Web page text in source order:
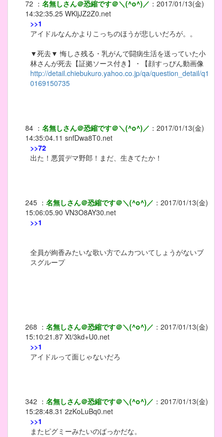
72 ： 名無しさん＠恐縮です＠＼(^o^)／ ： 2017/01/13(金)
14:32:35.25 WKljJZ2Z0.net
>>1
アイドルなんかよりこっちのほうが悲しいだろが。。
▼死去▼ 悔しさ残る・乳がんで闘病生活を送っていた小
林さんが死去【証拠ソース付き】・【顔すっぴん動画像
http://detail.chiebukuro.yahoo.co.jp/qa/question_detail/q1
0169150735
84 ： 名無しさん＠恐縮です＠＼(^o^)／ ： 2017/01/13(金)
14:35:04.11 snfDwa8T0.net
>>72
出た！悪質デマ野郎！まだ、生きてたか！
245 ： 名無しさん＠恐縮です＠＼(^o^)／ ： 2017/01/13(金)
15:06:05.90 VN3O8AY30.net
>>1
全員が絢香みたいな歌い方でムカついてしょうがないブ
スグループ
268 ： 名無しさん＠恐縮です＠＼(^o^)／ ： 2017/01/13(金)
15:10:21.87 Xt/3kd+U0.net
>>1
アイドルって面じゃないだろ
342 ： 名無しさん＠恐縮です＠＼(^o^)／ ： 2017/01/13(金)
15:28:48.31 2zKoLuBq0.net
>>1
またピグミーみたいのばっかだな。